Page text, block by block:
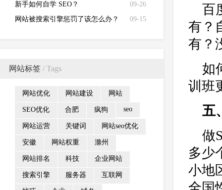
个SEO策略
09-26
新手如何自学 SEO？
09-15
网站被搜索引擎惩罚了该怎么办？
网站标签 / Tags
网站优化 网站建设 网站
SEO优化 合肥 疯狗 seo
网站运营 关键词 网站seo优化
安徽 网站权重 滁州
网站排名 科技 企业网站
搜索引擎 服务器 互联网
百
有？
有？
如
训班
五
做
多少
小地